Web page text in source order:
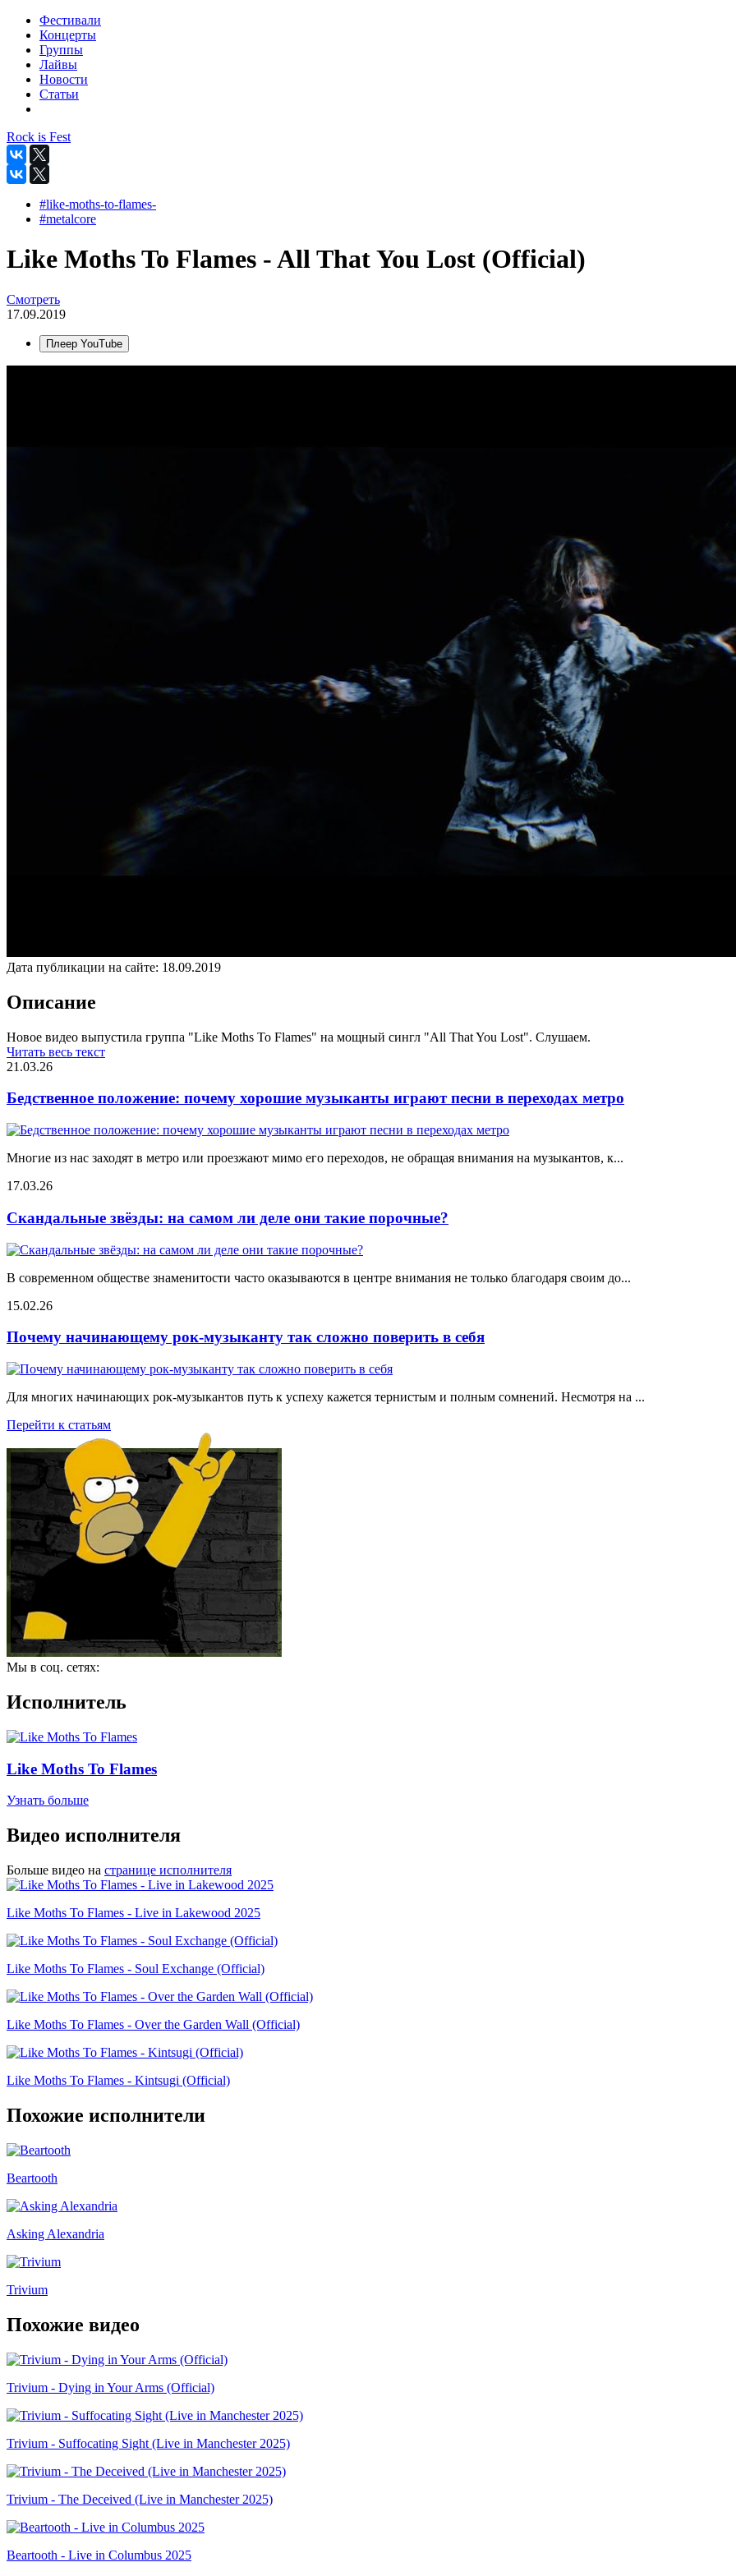
Фестивали
Концерты
Группы
Лайвы
Новости
Статьи
Rock is Fest
#like-moths-to-flames-
#metalcore
Like Moths To Flames - All That You Lost (Official)
Смотреть
17.09.2019
Плеер YouTube
Дата публикации на сайте: 18.09.2019
Описание
Новое видео выпустила группа "Like Moths To Flames" на мощный сингл "All That You Lost". Слушаем.
Читать весь текст
21.03.26
Бедственное положение: почему хорошие музыканты играют песни в переходах метро
Многие из нас заходят в метро или проезжают мимо его переходов, не обращая внимания на музыкантов, к...
17.03.26
Скандальные звёзды: на самом ли деле они такие порочные?
В современном обществе знаменитости часто оказываются в центре внимания не только благодаря своим до...
15.02.26
Почему начинающему рок-музыканту так сложно поверить в себя
Для многих начинающих рок-музыкантов путь к успеху кажется тернистым и полным сомнений. Несмотря на ...
Перейти к статьям
Мы в соц. сетях:
Исполнитель
Like Moths To Flames
Узнать больше
Видео исполнителя
Больше видео на странице исполнителя
Like Moths To Flames - Live in Lakewood 2025
Like Moths To Flames - Soul Exchange (Official)
Like Moths To Flames - Over the Garden Wall (Official)
Like Moths To Flames - Kintsugi (Official)
Похожие исполнители
Beartooth
Asking Alexandria
Trivium
Похожие видео
Trivium - Dying in Your Arms (Official)
Trivium - Suffocating Sight (Live in Manchester 2025)
Trivium - The Deceived (Live in Manchester 2025)
Beartooth - Live in Columbus 2025